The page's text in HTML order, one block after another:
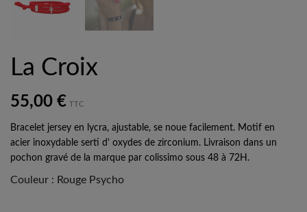
La Croix
55,00 € TTC
Bracelet jersey en lycra, ajustable, se noue facilement. Motif en
acier inoxydable serti d' oxydes de zirconium. Livraison dans un
pochon gravé de la marque par colissimo sous 48 à 72H.
Couleur : Rouge Psycho